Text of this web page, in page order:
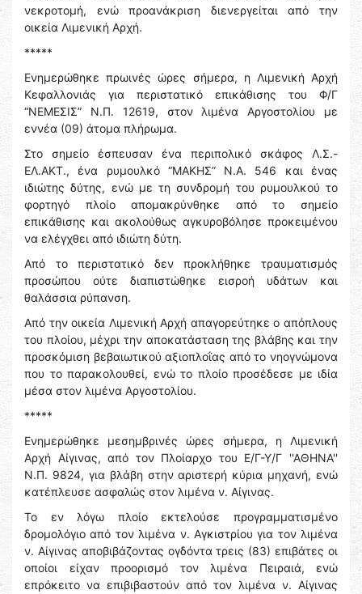
νεκροτομή, ενώ προανάκριση διενεργείται από την
οικεία Λιμενική Αρχή.
*****
Ενημερώθηκε πρωινές ώρες σήμερα, η Λιμενική Αρχή
Κεφαλλονιάς για περιστατικό επικάθισης του Φ/Γ
“ΝΕΜΕΣΙΣ” Ν.Π. 12619, στον λιμένα Αργοστολίου με
εννέα (09) άτομα πλήρωμα.
Στο σημείο έσπευσαν ένα περιπολικό σκάφος Λ.Σ.-
ΕΛ.ΑΚΤ., ένα ρυμουλκό “ΜΑΚΗΣ” Ν.Α. 546 και ένας
ιδιώτης δύτης, ενώ με τη συνδρομή του ρυμουλκού το
φορτηγό πλοίο απομακρύνθηκε από το σημείο
επικάθισης και ακολούθως αγκυροβόλησε προκειμένου
να ελέγχθει από ιδιώτη δύτη.
Από το περιστατικό δεν προκλήθηκε τραυματισμός
προσώπου ούτε διαπιστώθηκε εισροή υδάτων και
θαλάσσια ρύπανση.
Από την οικεία Λιμενική Αρχή απαγορεύτηκε ο απόπλους
του πλοίου, μέχρι την αποκατάσταση της βλάβης και την
προσκόμιση βεβαιωτικού αξιοπλοΐας από το νηογνώμονα
που το παρακολουθεί, ενώ το πλοίο προσέδεσε με ιδία
μέσα στον λιμένα Αργοστολίου.
*****
Ενημερώθηκε μεσημβρινές ώρες σήμερα, η Λιμενική
Αρχή Αίγινας, από τον Πλοίαρχο του Ε/Γ-Υ/Γ ''ΑΘΗΝΑ''
Ν.Π. 9824, για βλάβη στην αριστερή κύρια μηχανή, ενώ
κατέπλευσε ασφαλώς στον λιμένα ν. Αίγινας.
Το εν λόγω πλοίο εκτελούσε προγραμματισμένο
δρομολόγιο από τον λιμένα ν. Αγκιστρίου για τον λιμένα
ν. Αίγινας αποβιβάζοντας ογδόντα τρεις (83) επιβάτες οι
οποίοι είχαν προορισμό τον λιμένα Πειραιά, ενώ
επρόκειτο να επιβιβαστούν από τον λιμένα ν. Αίγινας